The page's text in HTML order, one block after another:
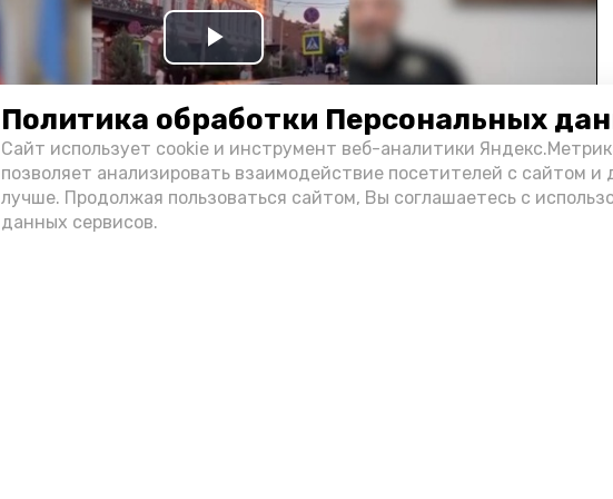
Политика обработки Персональных
Сайт использует cookie и инструмент веб-аналитики
позволяет анализировать взаимодействие посетителей с сайтом и
лучше. Продолжая пользоваться сайтом, Вы соглашаетесь с
данных сервисов.
Play
Video